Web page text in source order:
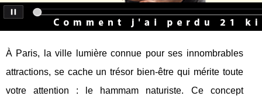
À Paris, la ville lumière connue pour ses innombrables
attractions, se cache un trésor bien-être qui mérite toute
votre attention : le hammam naturiste. Ce concept